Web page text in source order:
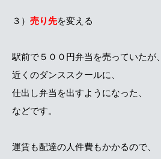
３） 売り先を変える
駅前で５００円弁当を売っていたが、
近くのダンススクールに、
仕出し弁当を出すようになった、
などです。
運賃も配達の人件費もかかるので、